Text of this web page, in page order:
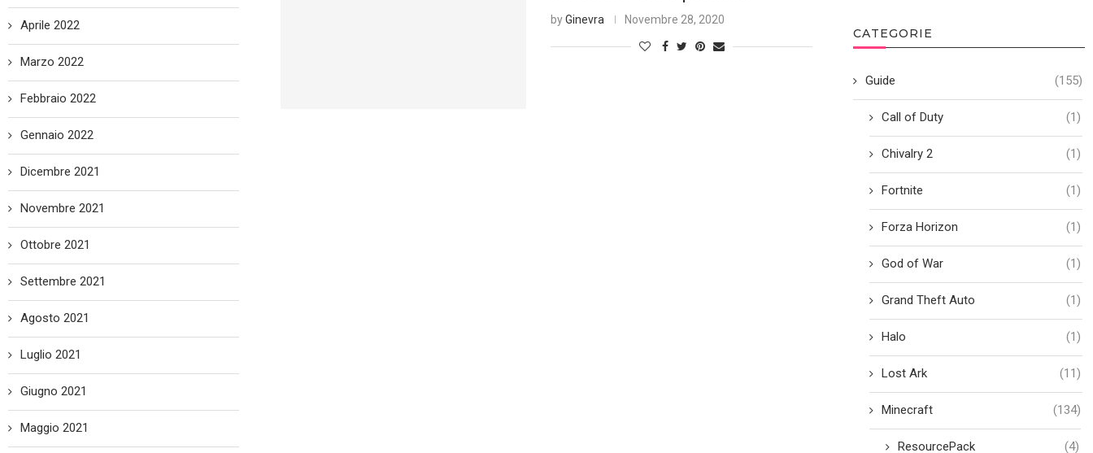
byGinevra Novembre 28, 2020
CATEGORIE
Guide (155)
Call of Duty (1)
Chivalry 2 (1)
Fortnite (1)
Forza Horizon (1)
God of War (1)
Grand Theft Auto (1)
Halo (1)
Lost Ark (11)
Minecraft (134)
ResourcePack (4)
Aprile 2022
Marzo 2022
Febbraio 2022
Gennaio 2022
Dicembre 2021
Novembre 2021
Ottobre 2021
Settembre 2021
Agosto 2021
Luglio 2021
Giugno 2021
Maggio 2021